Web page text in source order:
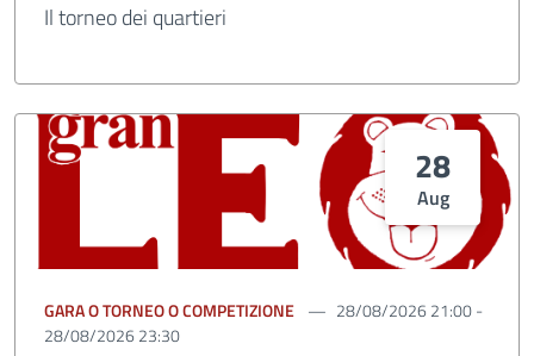
Il torneo dei quartieri
28
Aug
GARA O TORNEO O COMPETIZIONE
28/08/2026 21:00 -
28/08/2026 23:30